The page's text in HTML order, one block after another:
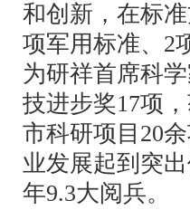
和创新，在标
项军用标准、2
为研祥首席科
技进步奖17项
市科研项目20
业发展起到突
年9.3大阅兵。